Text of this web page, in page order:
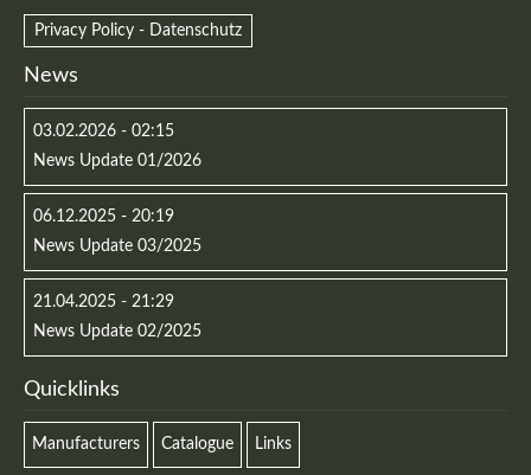
Privacy Policy - Datenschutz
News
03.02.2026 - 02:15
News Update 01/2026
06.12.2025 - 20:19
News Update 03/2025
21.04.2025 - 21:29
News Update 02/2025
Quicklinks
Manufacturers Catalogue Links
Registrieren